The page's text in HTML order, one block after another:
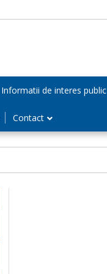
Informatii de interes public
Contact